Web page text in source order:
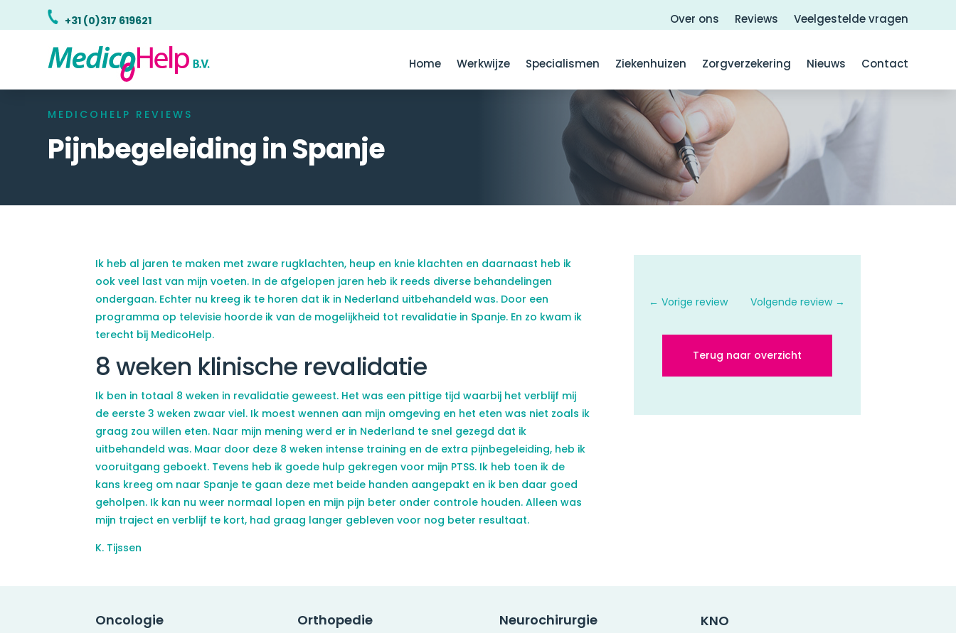
+31 (0)317 619621 Over ons Reviews Veelgestelde vragen
Home Werkwijze Specialismen Ziekenhuizen Zorgverzekering Nieuws Contact
MEDICOHELP REVIEWS
Pijnbegeleiding in Spanje
Ik heb al jaren te maken met zware rugklachten, heup en knie klachten en daarnaast heb ik
ook veel last van mijn voeten. In de afgelopen jaren heb ik reeds diverse behandelingen
ondergaan. Echter nu kreeg ik te horen dat ik in Nederland uitbehandeld was. Door een
programma op televisie hoorde ik van de mogelijkheid tot revalidatie in Spanje. En zo kwam ik
terecht bij MedicoHelp.
8 weken klinische revalidatie
Ik ben in totaal 8 weken in revalidatie geweest. Het was een pittige tijd waarbij het verblijf mij
de eerste 3 weken zwaar viel. Ik moest wennen aan mijn omgeving en het eten was niet zoals ik
graag zou willen eten. Naar mijn mening werd er in Nederland te snel gezegd dat ik
uitbehandeld was. Maar door deze 8 weken intense training en de extra pijnbegeleiding, heb ik
vooruitgang geboekt. Tevens heb ik goede hulp gekregen voor mijn PTSS. Ik heb toen ik de
kans kreeg om naar Spanje te gaan deze met beide handen aangepakt en ik ben daar goed
geholpen. Ik kan nu weer normaal lopen en mijn pijn beter onder controle houden. Alleen was
mijn traject en verblijf te kort, had graag langer gebleven voor nog beter resultaat.
K. Tijssen
←Vorige review Volgende review→
Terug naar overzicht
Oncologie Orthopedie Neurochirurgie KNO